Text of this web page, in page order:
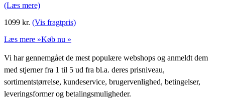
(Læs mere)
1099 kr. (Vis fragtpris)
Læs mere »Køb nu »
Vi har gennemgået de mest populære webshops og anmeldt dem
med stjerner fra 1 til 5 ud fra bl.a. deres prisniveau,
sortimentstørrelse, kundeservice, brugervenlighed, betingelser,
leveringsformer og betalingsmuligheder.